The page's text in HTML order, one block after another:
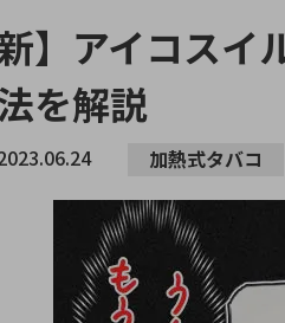
新】アイコス
を解説
加熱式タバコ